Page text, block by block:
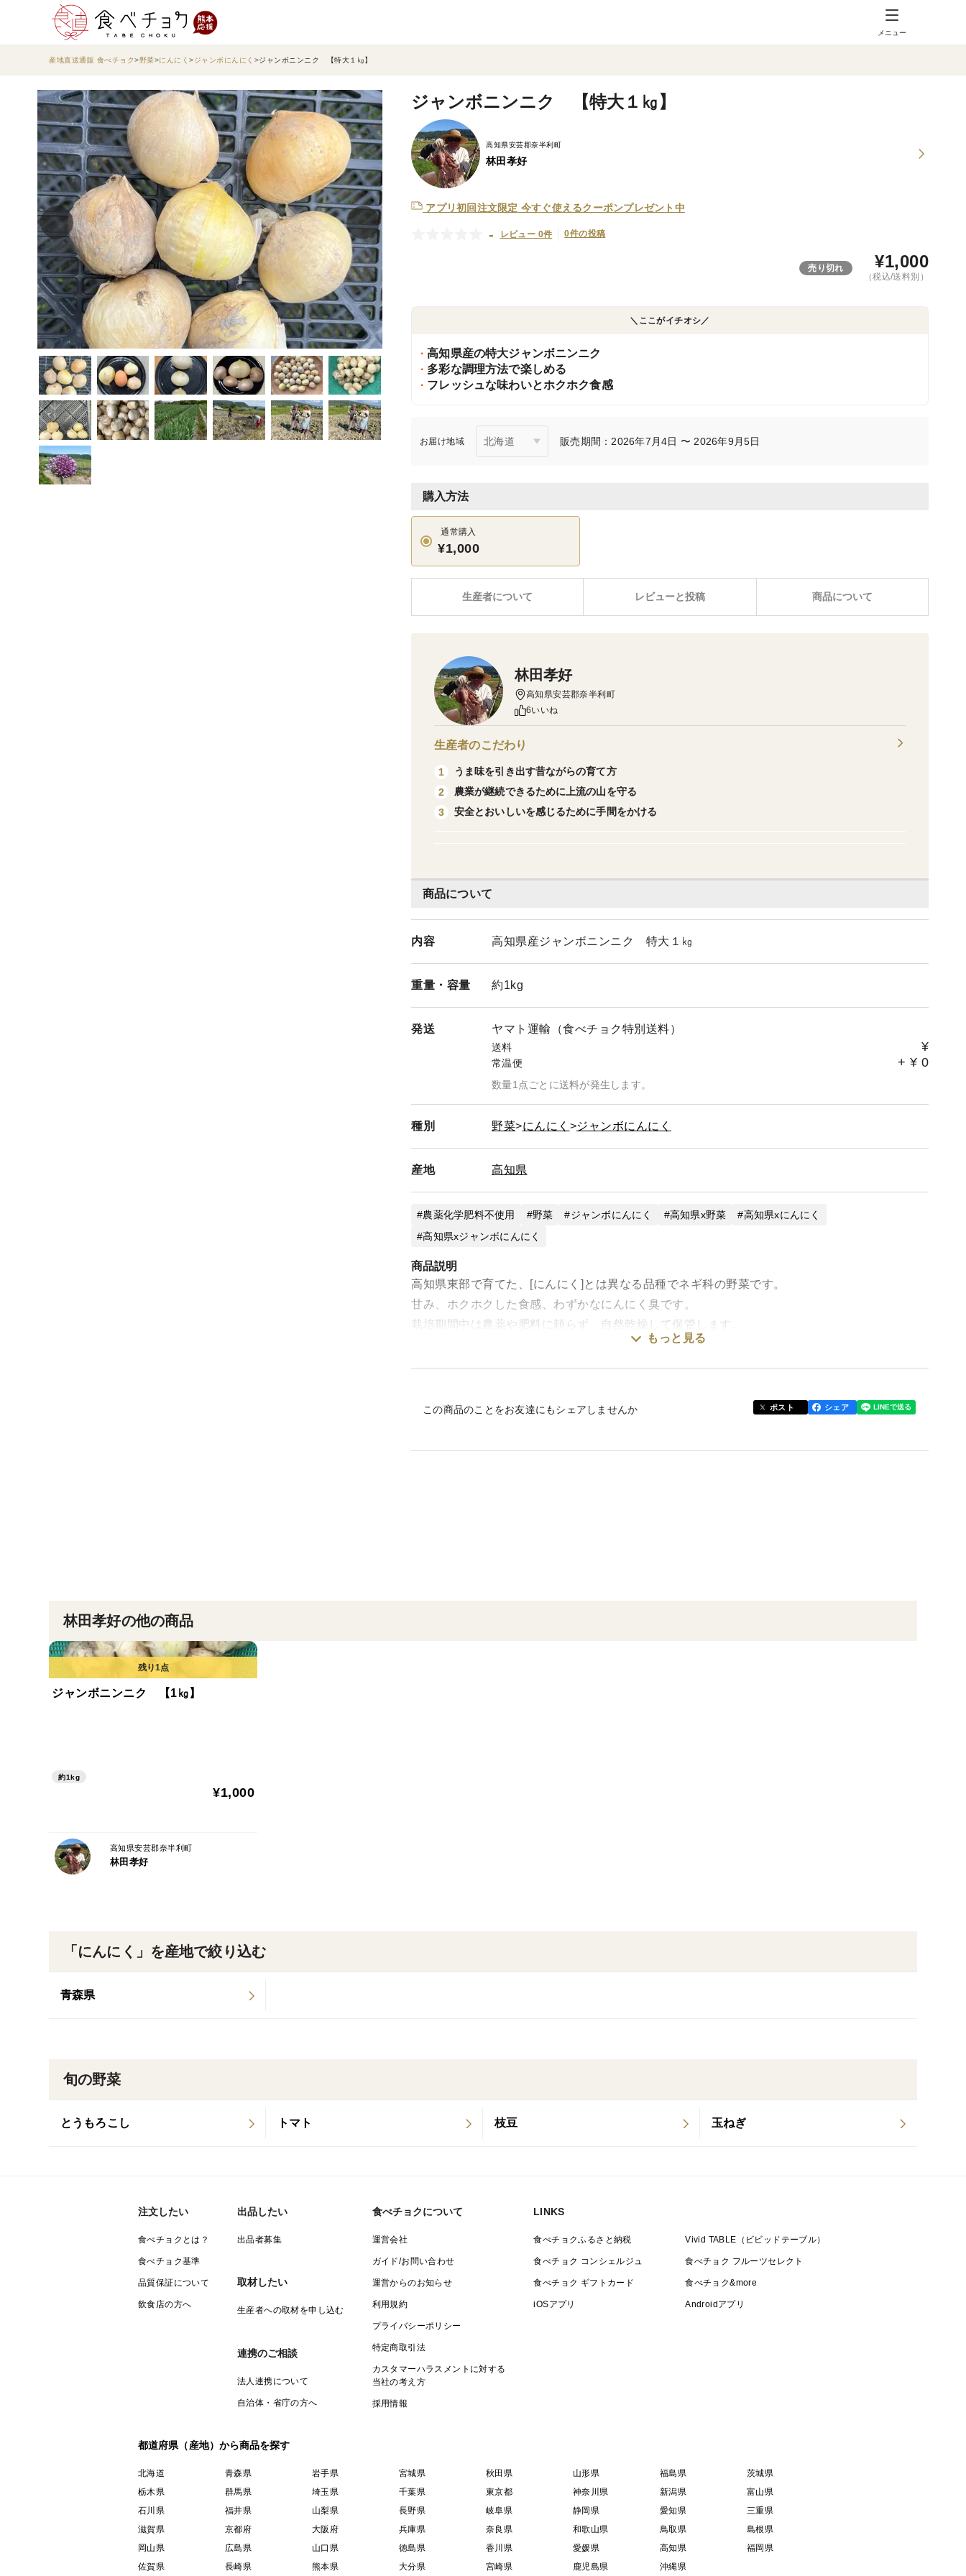
メニュー
産地直送通販 食べチョク 野菜 にんにく ジャンボにんにく ジャンボニンニク 【特大１㎏】
ジャンボニンニク 【特大１㎏】
高知県安芸郡奈半利町
林田孝好
アプリ初回注文限定 今すぐ使えるクーポンプレゼント中
- レビュー 0件 0件の投稿
売り切れ ¥1,000
（税込/送料別）
＼ここがイチオシ／
高知県産の特大ジャンボニンニク
多彩な調理方法で楽しめる
フレッシュな味わいとホクホク食感
お届け地域 販売期間：2026年7月4日 〜 2026年9月5日
購入方法
通常購入
¥1,000
レビューと投稿 商品について
生産者について
商品について
内容 高知県産ジャンボニンニク 特大１㎏
重量・ 容量 約1kg
発送 ヤマト運輸（食べチョク特別送料）
送料 ¥
常温便 + ¥ 0
数量1点ごとに送料が発生します。
種別 野菜 にんにく ジャンボにんにく
産地 高知県
農薬化学肥料不使用 野菜 ジャンボにんにく 高知県x野菜
高知県xにんにく
高知県xジャンボにんにく
商品説明
高知県東部で育てた、[にんにく]とは異なる品種でネギ科の野菜です。
甘み、ホクホクした食感、わずかなにんにく臭です。
栽培期間中は農薬や肥料に頼らず、自然乾燥して保管します。
地力アップのために光合成細菌を使用しています。
6月に収穫開始、ホイル焼きや揚げ物、炒め物でお楽しみください。アヒージョやホイル焼きが人
もっと見る
この商品のことをお友達にもシェアしませんか ポスト シェア
林田孝好
高知県安芸郡奈半利町
6いいね
生産者のこだわり
1
うま味を引き出す昔ながらの育て方
2
農業が継続できるために上流の山を守る
3
安全とおいしいを感じるために手間をかける
「にんにく」を産地で絞り込む
青森県
旬の野菜
とうもろこし トマト 枝豆 玉ねぎ
林田孝好の他の商品
ジャンボニンニク 【1㎏】
約1kg
¥1,000
高知県安芸郡奈半利町
林田孝好
注文したい
食べチョクとは？
食べチョク基準
品質保証について
飲食店の方へ
出品したい
出品者募集
取材したい
生産者への取材を申し込む
連携のご相談
法人連携について
自治体・省庁の方へ
食べチョクについて
運営会社
ガイド/お問い合わせ
運営からのお知らせ
利用規約
プライバシーポリシー
特定商取引法
カスタマーハラスメントに対する
当社の考え方
採用情報
LINKS
食べチョクふるさと納税 Vivid TABLE（ビビッドテーブル）
食べチョク コンシェルジュ 食べチョク フルーツセレクト
食べチョク ギフトカード 食べチョク&more
iOSアプリ Androidアプリ
都道府県（産地）から商品を探す
北海道 青森県 岩手県 宮城県 秋田県 山形県 福島県
茨城県
栃木県
群馬県 埼玉県 千葉県 東京都 神奈川県 新潟県
富山県
石川県
福井県 山梨県 長野県 岐阜県 静岡県 愛知県
三重県
滋賀県
京都府 大阪府 兵庫県 奈良県 和歌山県 鳥取県
島根県
岡山県
広島県 山口県 徳島県 香川県 愛媛県 高知県
福岡県
佐賀県
長崎県 熊本県 大分県 宮崎県 鹿児島県 沖縄県